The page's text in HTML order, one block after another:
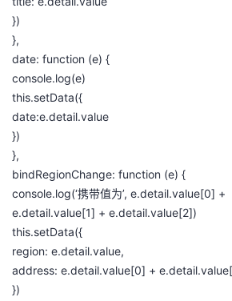
})
},
date: function (e) {
console.log(e)
this.setData({
date:e.detail.value
})
},
bindRegionChange: function (e) {
console.log(‘携带值为’, e.detail.value[0] +
e.detail.value[1] + e.detail.value[2])
this.setData({
region: e.detail.value,
address: e.detail.value[0] +
})